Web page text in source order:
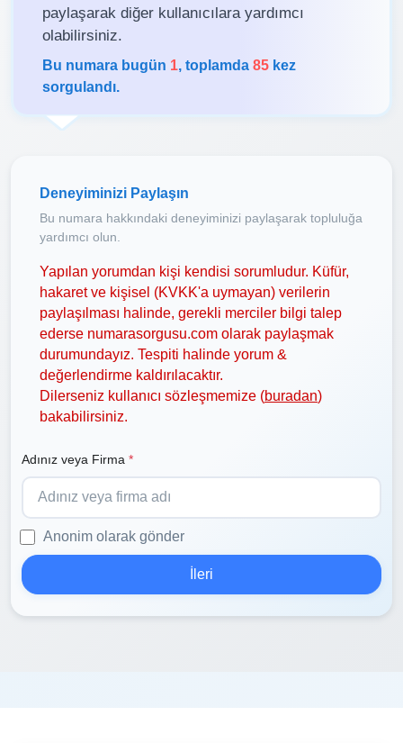
paylaşarak diğer kullanıcılara yardımcı
olabilirsiniz.
Bu numara bugün 1, toplamda 85 kez
sorgulandı.
Deneyiminizi Paylaşın
Bu numara hakkındaki deneyiminizi paylaşarak topluluğa
yardımcı olun.
Yapılan yorumdan kişi kendisi sorumludur. Küfür,
hakaret ve kişisel (KVKK'a uymayan) verilerin
paylaşılması halinde, gerekli merciler bilgi talep
ederse numarasorgusu.com olarak paylaşmak
durumundayız. Tespiti halinde yorum &
değerlendirme kaldırılacaktır.
Dilerseniz kullanıcı sözleşmemize (buradan)
bakabilirsiniz.
Adınız veya Firma *
Anonim olarak gönder
İleri